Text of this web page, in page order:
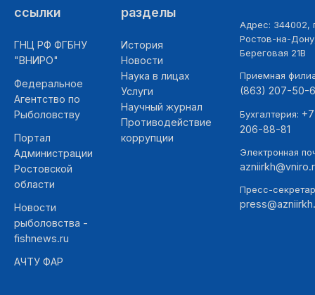
ссылки
ГНЦ РФ ФГБНУ
"ВНИРО"
Федеральное
Агентство по
Рыболовству
Портал
Администрации
Ростовской
области
Новости
рыболовства -
fishnews.ru
АЧТУ ФАР
разделы
История
Новости
Наука в лицах
Услуги
Научный журнал
Противодействие
коррупции
Адрес: 344002,
Ростов-на-
Береговая 21В
Приемная
(863) 207-50-
Бухгалтерия:
206-88-81
Электронная
Пресс-